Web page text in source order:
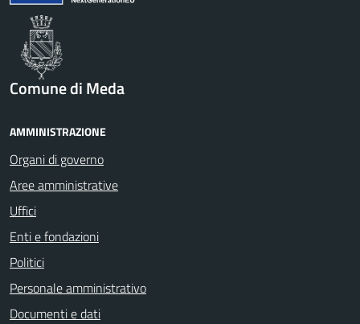
Comune di Meda
AMMINISTRAZIONE
Organi di governo
Aree amministrative
Uffici
Enti e fondazioni
Politici
Personale amministrativo
Documenti e dati